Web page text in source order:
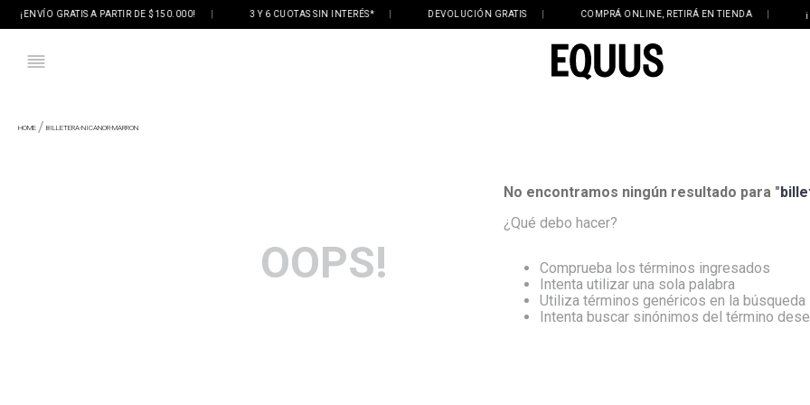
¡ENVÍO GRATIS A PARTIR DE $150.000! | 3 Y 6 CUOTAS SIN INTERÉS* | DEVOLUCIÓN GRATIS | COMPRÁ ONLINE, RETIRÁ EN TIENDA |
BILLETERA-NICANOR-MARRON
OOPS!
No encontramos ningún resultado para "
¿Qué debo hacer?
Comprueba los términos ingresados
Intenta utilizar una sola palabra
Utiliza términos genéricos en la búsqueda
Intenta buscar sinónimos del término